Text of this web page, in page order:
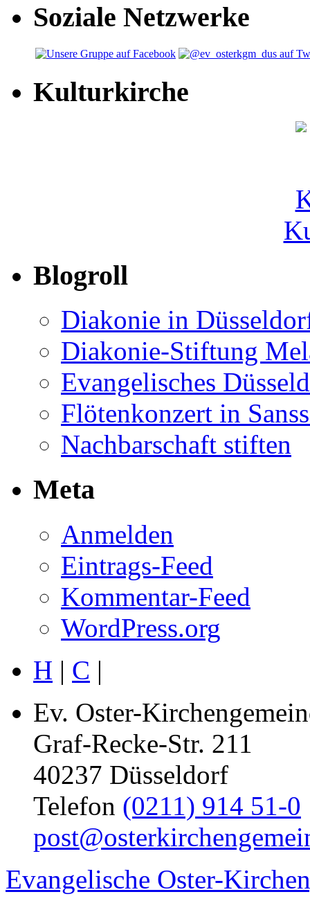
Soziale Netzwerke
Kulturkirche
Blogroll
Diakonie in
Diakonie-Stiftung
Evangelisches
Flötenkonzert in
Nachbarschaft stiften
Meta
Anmelden
Eintrags-Feed
Kommentar-Feed
WordPress.org
H | C |
Ev. Oster-
Graf-Recke-Str. 211
40237 Düsseldorf
Telefon (0211) 914 51-0
Evangelische Oster-